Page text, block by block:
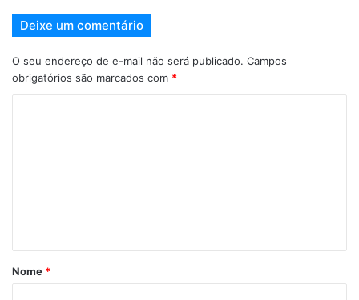
Deixe um comentário
O seu endereço de e-mail não será publicado. Campos
obrigatórios são marcados com *
Nome *